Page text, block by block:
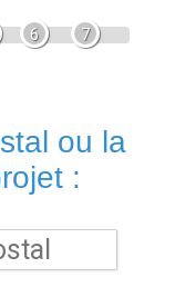
6 7
ou la
: